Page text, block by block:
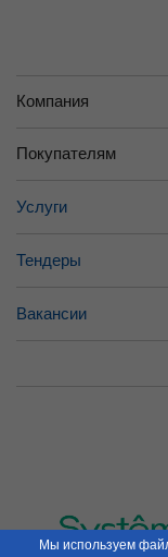
Компания
Услуги
Тендеры
Вакансии
Покупателям
Мы используем